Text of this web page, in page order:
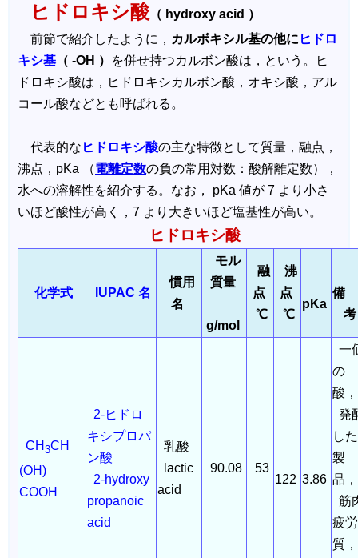
ヒドロキシ酸 （ hydroxy acid ）
前節で紹介したように， カルボキシル基の他に ヒドロ
キシ基 （ -OH ）
を併せ持つカルボン酸は，という。ヒ
ドロキシ酸は，ヒドロキシカルボン酸，オキシ酸，アル
コール酸などとも呼ばれる。
代表的な ヒドロキシ酸の主な特徴として質量，融点，
沸点，pKa （電離定数の負の常用対数：酸解離定数），
水への溶解性を紹介する。なお， pKa 値が 7 より小さ
いほど酸性が高く，7 より大きいほど塩基性が高い。
ヒドロキシ酸
化学式 IUPAC 名
慣用
名
モル
質量
g/mol
融
点
℃
沸
点
℃
pKa
CH 3CH
(OH)
COOH
2-ヒドロ
キシプロパ
ン酸
2-hydroxy
propanoic
acid
乳酸
lactic
acid
90.08
53
122 3.86
一
の
酸
発
し
製
品
筋
疲
質